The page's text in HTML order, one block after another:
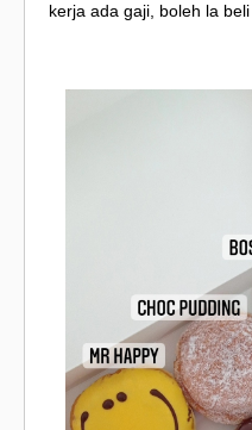
kerja ada gaji, boleh la beli